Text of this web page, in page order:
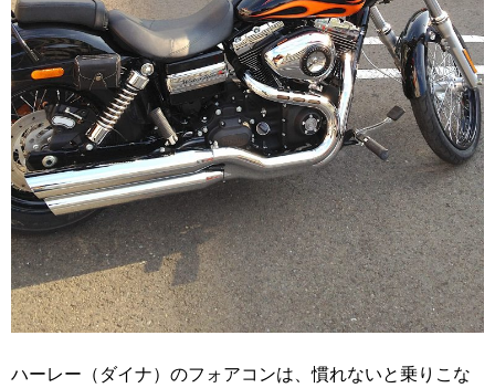
ハーレー（ダイナ）のフォアコンは、慣れないと乗りこな